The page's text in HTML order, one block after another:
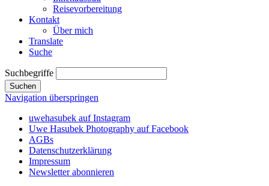
Reisevorbereitung
Kontakt
Über mich
Translate
Suche
Suchbegriffe
Suchen
Navigation überspringen
uwehasubek auf Instagram
Uwe Hasubek Photography auf Facebook
AGBs
Datenschutzerklärung
Impressum
Newsletter abonnieren